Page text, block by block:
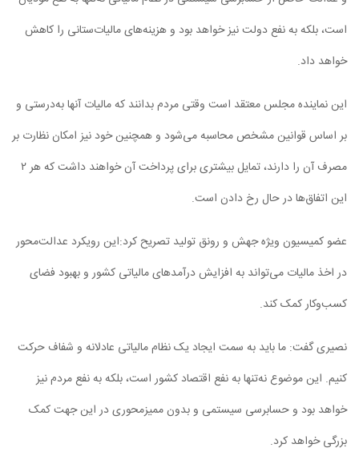
است، بلکه به نفع دولت نیز خواهد بود و هزینه‌های مالیات‌ستانی را کاهش
خواهد داد.
این نماینده مجلس معتقد است وقتی مردم بدانند که مالیات آنها به‌درستی و
بر اساس قوانین مشخص محاسبه می‌شود و همچنین خود نیز امکان نظارت بر
مصرف آن را دارند، تمایل بیشتری برای پرداخت آن خواهند داشت که هر ۲
این اتفاق‌ها در حال رخ دادن است.
عضو کمیسیون ویژه جهش و رونق تولید تصریح کرد:این رویکرد عدالت‌محور
در اخذ مالیات می‌تواند به افزایش درآمد‌های مالیاتی کشور و بهبود فضای
کسب‌وکار کمک کند.
نصیری گفت: ما باید به سمت ایجاد یک نظام مالیاتی عادلانه و شفاف حرکت
کنیم. این موضوع نه‌تنها به نفع اقتصاد کشور است، بلکه به نفع مردم نیز
خواهد بود و حسابرسی سیستمی و بدون ممیزمحوری در این جهت کمک
بزرگی خواهد کرد.